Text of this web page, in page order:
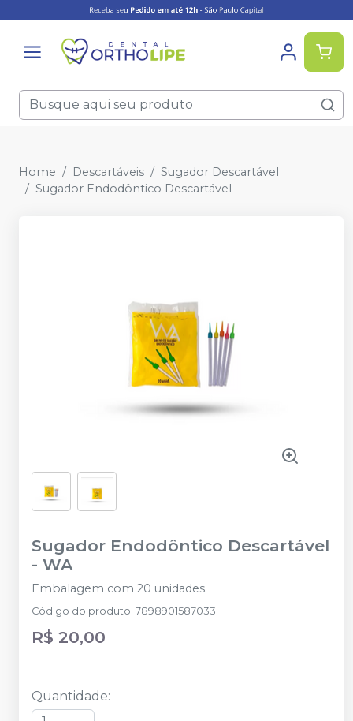
Home Descartáveis
Sugador Descartável
Sugador Endodôntico Descartável
Sugador Endodôntico Descartável
- WA
Embalagem com 20 unidades.
Código do produto: 7898901587033
R$ 20,00
Quantidade: